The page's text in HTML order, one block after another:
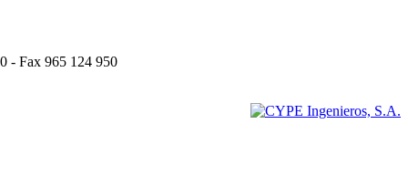
- Fax 965 124 950